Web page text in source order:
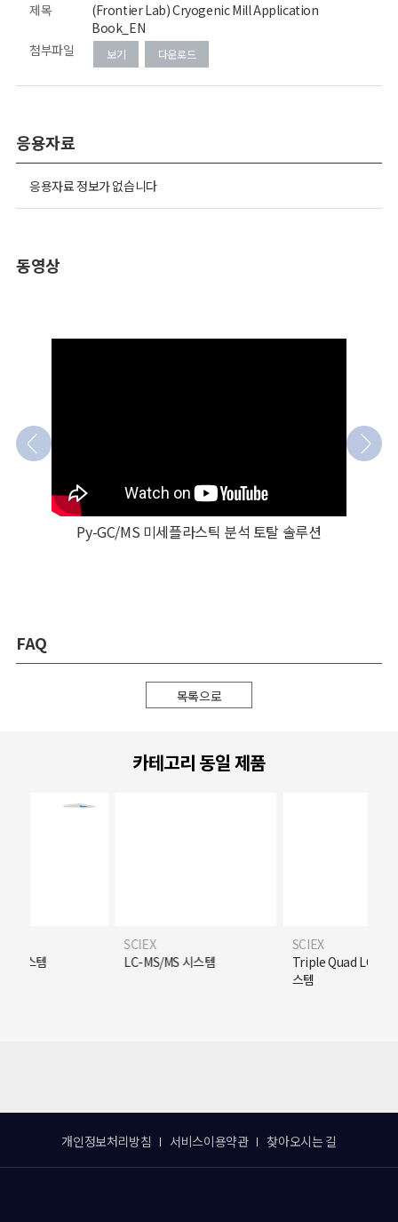
제목
(Frontier Lab) Cryogenic Mill Application
Book_EN
첨부파일
보기 다운로드
응용자료
응용자료 정보가 없습니다
동영상
Py-GC/MS 미세플라스틱 분석 토탈 솔루션
FAQ
목록으로
카테고리 동일 제품
LC-MS/MS 시스템
Triple Quad LC-MS/MS 시
개인정보처리방침 서비스이용약관 찾아오시는 길